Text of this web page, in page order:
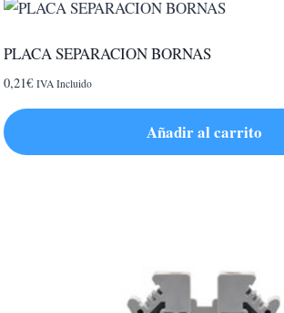
tiene
múltiples
Las
opciones
se
PLACA SEPARACION BORNAS
0,21€ IVA Incluido
Añadir al carrito